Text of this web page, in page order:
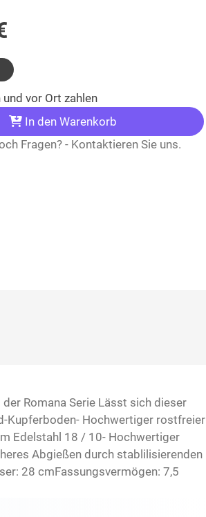
und vor Ort zahlen
In den Warenkorb
Fragen? - Kontaktieren Sie uns.
Romana Serie Lässt sich dieser
Kupferboden- Hochwertiger rostfreier
Edelstahl 18 / 10- Hochwertiger
Abgießen durch stablilisierenden
28 cmFassungsvermögen: 7,5